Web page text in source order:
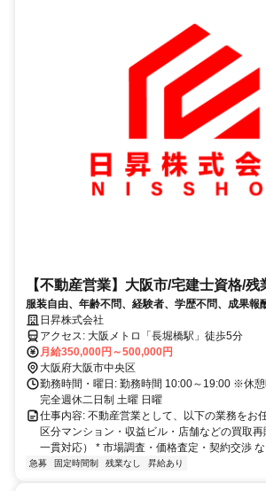
【不動産営業】大阪市/宅建士資格/残
服装自由、年齢不問、経験者、学歴不問、成果報
女性活躍、事務所きれい
日昇株式会社
アクセス: 大阪メトロ「長堀橋駅」徒歩5分
月給350,000円～500,000円
大阪府大阪市中央区
勤務時間・曜日: 勤務時間 10:00～19:00 ※休
完全週休二日制 土曜 日曜
仕事内容: 不動産営業として、以下の業務をお
区分マンション・収益ビル・店舗などの買取
一貫対応） * 市場調査・価格査定・契約交渉
急募 固定時間制 残業なし 昇給あり